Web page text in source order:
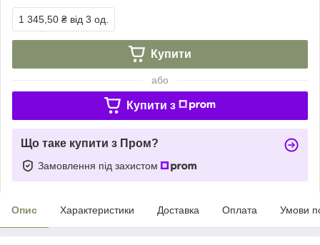
1 345,50 ₴ від 3 од.
Купити
або
Купити з
Що таке купити з Пром?
Замовлення під захистом
Опис Характеристики Доставка Оплата Умови